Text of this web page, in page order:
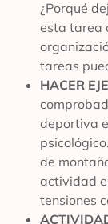
¿Porqué
esta tarea
tareas
HACER
deportiva
de
actividad
tensiones